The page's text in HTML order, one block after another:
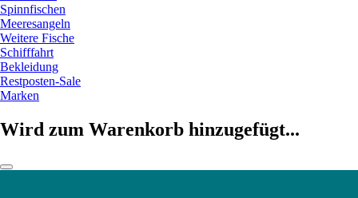
Spinnfischen
Meeresangeln
Weitere Fische
Schifffahrt
Bekleidung
Restposten-Sale
Marken
Wird zum Warenkorb hinzugefügt...